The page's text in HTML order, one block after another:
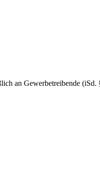
an Gewerbetreibende (iSd.